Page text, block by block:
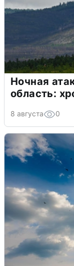
Ночная
область:
8 августа 0